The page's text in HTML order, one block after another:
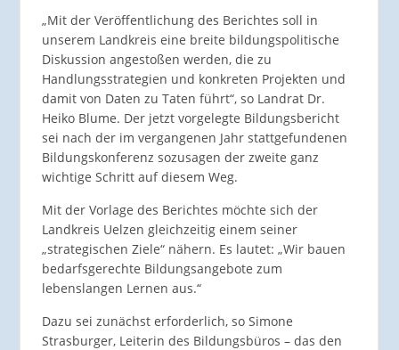
„Mit der Veröffentlichung des Berichtes soll in
unserem Landkreis eine breite bildungspolitische
Diskussion angestoßen werden, die zu
Handlungsstrategien und konkreten Projekten und
damit von Daten zu Taten führt“, so Landrat Dr.
Heiko Blume. Der jetzt vorgelegte Bildungsbericht
sei nach der im vergangenen Jahr stattgefundenen
Bildungskonferenz sozusagen der zweite ganz
wichtige Schritt auf diesem Weg.
Mit der Vorlage des Berichtes möchte sich der
Landkreis Uelzen gleichzeitig einem seiner
„strategischen Ziele“ nähern. Es lautet: „Wir bauen
bedarfsgerechte Bildungsangebote zum
lebenslangen Lernen aus.“
Dazu sei zunächst erforderlich, so Simone
Strasburger, Leiterin des Bildungsbüros – das den